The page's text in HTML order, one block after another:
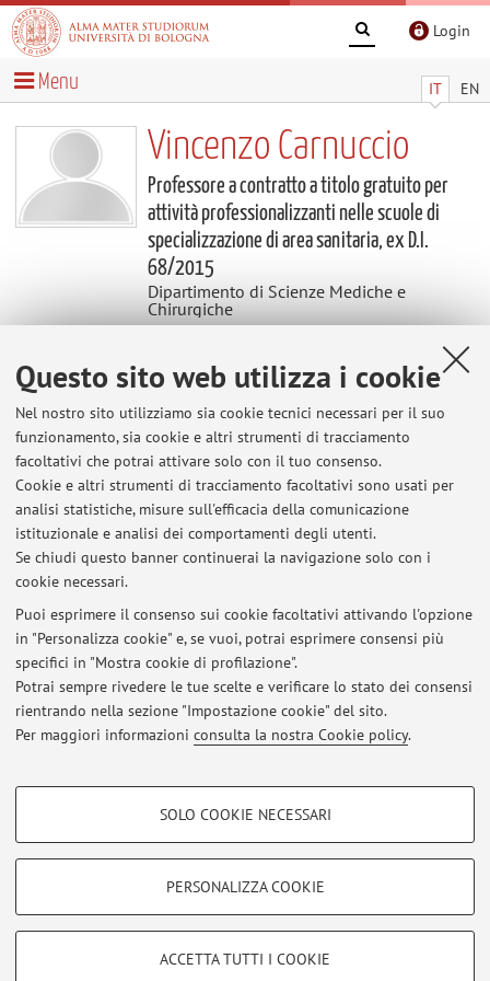
Questo sito web utilizza i cookie
Nel nostro sito utilizziamo sia cookie tecnici necessari per il suo
funzionamento, sia cookie e altri strumenti di tracciamento
facoltativi che potrai attivare solo con il tuo consenso.
Cookie e altri strumenti di tracciamento facoltativi sono usati per
analisi statistiche, misure sull'efficacia della comunicazione
istituzionale e analisi dei comportamenti degli utenti.
Se chiudi questo banner continuerai la navigazione solo con i
cookie necessari.
Puoi esprimere il consenso sui cookie facoltativi attivando l'opzione
in "Personalizza cookie" e, se vuoi, potrai esprimere consensi più
specifici in "Mostra cookie di profilazione".
Potrai sempre rivedere le tue scelte e verificare lo stato dei consensi
rientrando nella sezione "Impostazione cookie" del sito.
Per maggiori informazioni consulta la nostra Cookie policy.
COOKIE DI PROFILAZIONE - FACOLTATIVI
COOKIE TECNICI - NECESSARI
SOLO COOKIE NECESSARI
PERSONALIZZA COOKIE
ACCETTA TUTTI I COOKIE
Login
IT EN
Menu
Vincenzo Carnuccio
Professore a contratto a titolo gratuito per
attività professionalizzanti nelle scuole di
specializzazione di area sanitaria, ex D.I.
68/2015
Dipartimento di Scienze Mediche e
Chirurgiche
Contatti
E-mail: vincenzo.carnuccio2@unibo.it
Dipartimento di Scienze Mediche e Chirurgiche
Via Massarenti 9, Bologna -
Vai alla mappa
Ultimi avvisi
Al momento non sono presenti avvisi.
Area riservata
Accedi tramiteloginper gestire tutti i contenuti del sito.
Zamboni, 33 - 40126 Bologna - Partita IVA: 01131710376